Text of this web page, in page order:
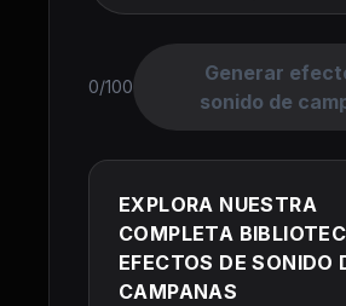
0/100
Generar
sonido de
EXPLORA NUESTRA
COMPLETA
EFECTOS DE SONIDO
CAMPANAS